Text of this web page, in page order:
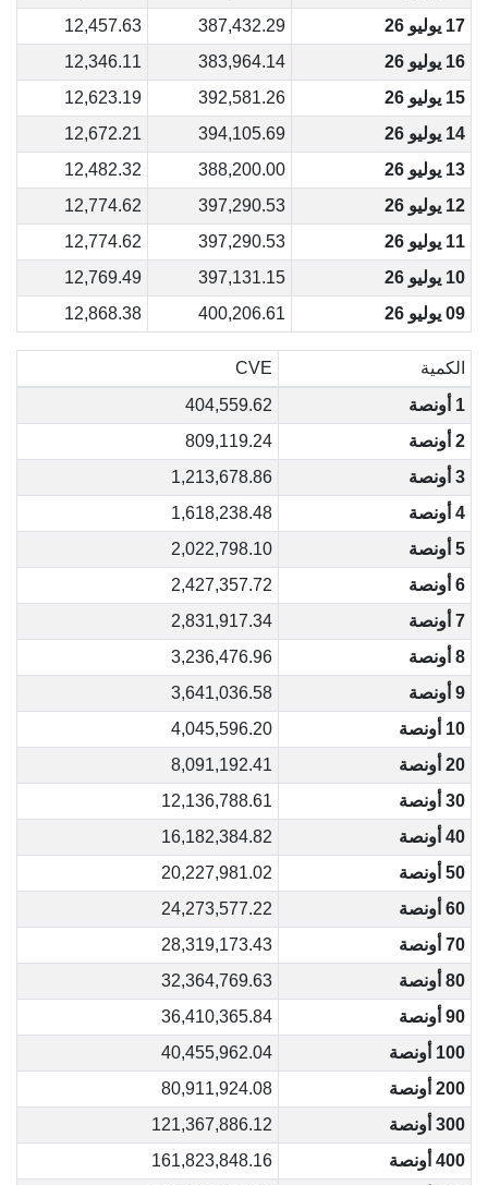
17 يوليو 26
387,432.29
12,457.63
16 يوليو 26
383,964.14
12,346.11
15 يوليو 26
392,581.26
12,623.19
14 يوليو 26
394,105.69
12,672.21
13 يوليو 26
388,200.00
12,482.32
12 يوليو 26
397,290.53
12,774.62
11 يوليو 26
397,290.53
12,774.62
10 يوليو 26
397,131.15
12,769.49
09 يوليو 26
400,206.61
12,868.38
الكمية
CVE
1 أونصة
404,559.62
2 أونصة
809,119.24
3 أونصة
1,213,678.86
4 أونصة
1,618,238.48
5 أونصة
2,022,798.10
6 أونصة
2,427,357.72
7 أونصة
2,831,917.34
8 أونصة
3,236,476.96
9 أونصة
3,641,036.58
10 أونصة
4,045,596.20
20 أونصة
8,091,192.41
30 أونصة
12,136,788.61
40 أونصة
16,182,384.82
50 أونصة
20,227,981.02
60 أونصة
24,273,577.22
70 أونصة
28,319,173.43
80 أونصة
32,364,769.63
90 أونصة
36,410,365.84
100 أونصة
40,455,962.04
200 أونصة
80,911,924.08
300 أونصة
121,367,886.12
400 أونصة
161,823,848.16